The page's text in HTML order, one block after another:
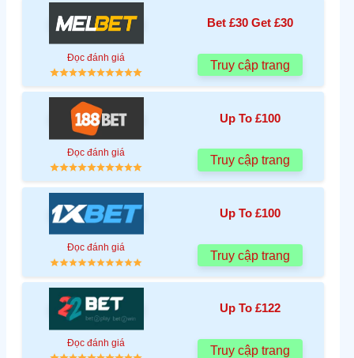
Bet £30 Get £30
Đọc đánh giá
Truy cập trang
Up To £100
Đọc đánh giá
Truy cập trang
Up To £100
Đọc đánh giá
Truy cập trang
Up To £122
Đọc đánh giá
Truy cập trang